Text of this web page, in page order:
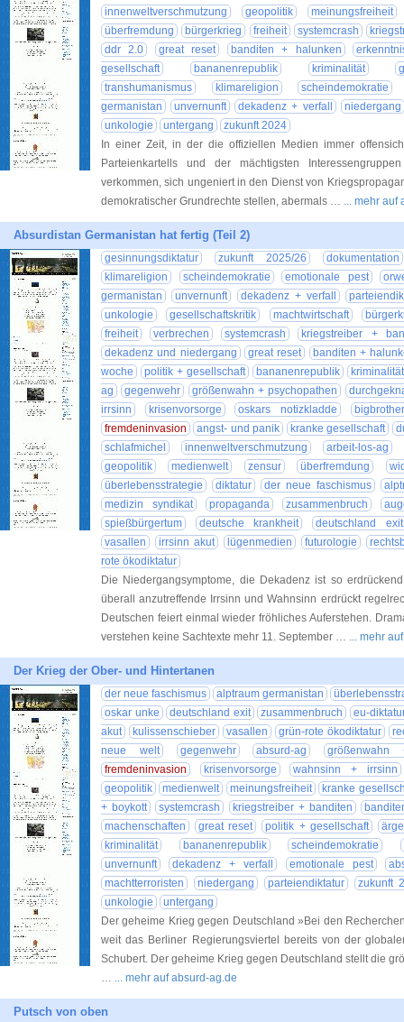
innenweltverschmutzung
geopolitik
meinungsfreiheit
überfremdung
bürgerkrieg freiheit systemcrash
ddr 2.0
great reset banditen + halunken
gesellschaft
bananenrepublik kriminalität
transhumanismus
klimareligion
scheindemokratie
germanistan
unvernunft dekadenz + verfall
niedergang
unkologie
untergang
zukunft 2024
In einer Zeit, in der die offiziellen Medien immer
Parteienkartells und der mächtigsten
verkommen, sich ungeniert in den Dienst von
demokratischer Grundrechte stellen, abermals … ... mehr auf
Absurdistan Germanistan hat fertig (Teil 2)
gesinnungsdiktatur zukunft 2025/26
dokumentation
klimareligion
scheindemokratie emotionale pest
germanistan
unvernunft dekadenz + verfall
unkologie
gesellschaftskritik machtwirtschaft
freiheit
verbrechen systemcrash
kriegstreiber +
dekadenz und niedergang
great reset
banditen +
woche
politik + gesellschaft bananenrepublik
kriminalität
ag
gegenwehr größenwahn + psychopathen
irrsinn
krisenvorsorge oskars notizkladde
bigbrother
fremdeninvasion
angst- und panik kranke gesellschaft
schlafmichel
innenweltverschmutzung
arbeit-los-ag
geopolitik
medienwelt zensur überfremdung
überlebensstrategie
diktatur der neue faschismus
medizin syndikat
propaganda zusammenbruch
spießbürgertum
deutsche krankheit
deutschland exit
vasallen
irrsinn akut lügenmedien futurologie
rote ökodiktatur
Die Niedergangsymptome, die Dekadenz ist so
überall anzutreffende Irrsinn und Wahnsinn erdrückt
Deutschen feiert einmal wieder fröhliches Auferstehen.
verstehen keine Sachtexte mehr 11. September … ... mehr
Der Krieg der Ober- und Hintertanen
der neue faschismus alptraum germanistan
oskar unke
deutschland exit zusammenbruch
eu-
akut
kulissenschieber vasallen grün-rote ökodiktatur
neue welt
gegenwehr absurd-ag
größenwahn
fremdeninvasion
krisenvorsorge
wahnsinn + irrsinn
geopolitik
medienwelt meinungsfreiheit
kranke
+ boykott
systemcrash kriegstreiber + banditen
machenschaften
great reset politik + gesellschaft
kriminalität
bananenrepublik scheindemokratie
unvernunft
dekadenz + verfall emotionale pest
machtterroristen
niedergang parteiendiktatur
zukunft
unkologie
untergang
Der geheime Krieg gegen Deutschland »Bei den
weit das Berliner Regierungsviertel bereits von der
Schubert. Der geheime Krieg gegen Deutschland stellt die
… ... mehr auf absurd-ag.de
Putsch von oben